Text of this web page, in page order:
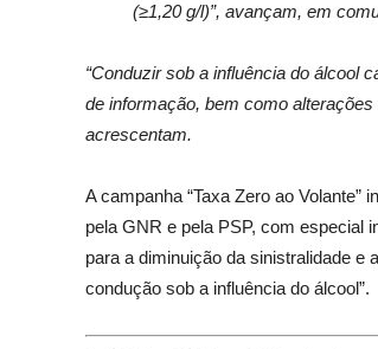
(≥1,20 g/l)”, avançam, em
“Conduzir sob a influência do álcool
de informação, bem como
acrescentam.
A campanha “Taxa Zero ao
pela GNR e pela PSP, com especial
para a diminuição da sinistralidade e
condução sob a influência do álcool”.